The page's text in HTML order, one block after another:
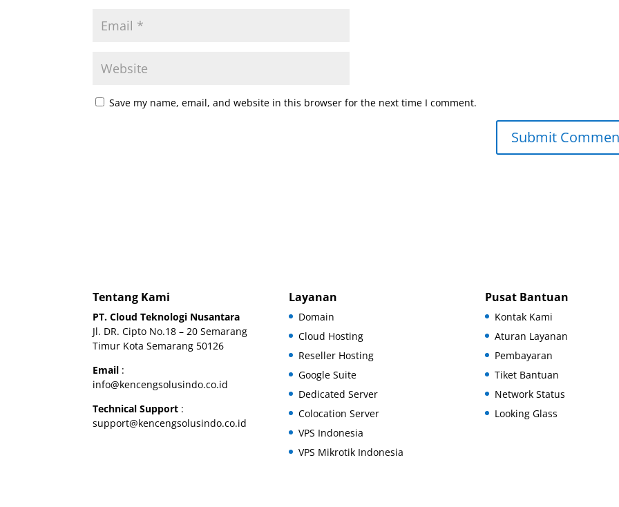
Save my name, email, and website in this browser for the next time I comment.
Tentang Kami
PT. Cloud Teknologi Nusantara
Jl. DR. Cipto No.18 – 20 Semarang
Timur Kota Semarang 50126
Email :
info@kencengsolusindo.co.id
Technical Support :
support@kencengsolusindo.co.id
Layanan
Domain
Cloud Hosting
Reseller Hosting
Google Suite
Dedicated Server
Colocation Server
VPS Indonesia
VPS Mikrotik Indonesia
Pusat Bantuan
Kontak Kami
Aturan Layanan
Pembayaran
Tiket Bantuan
Network Status
Looking Glass